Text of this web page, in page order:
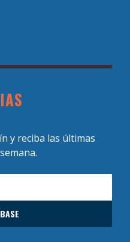
y reciba las últimas